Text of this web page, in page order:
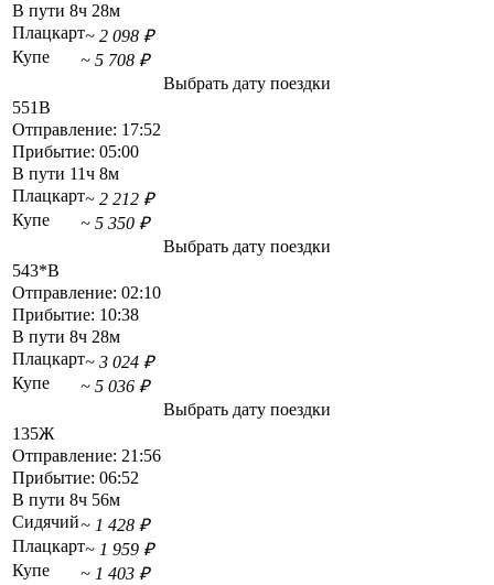
В пути 8ч 28м
Плацкарт~ 2 098 ₽
Купе
~ 5 708 ₽
Выбрать дату поездки
551В
Отправление: 17:52
Прибытие: 05:00
В пути 11ч 8м
Плацкарт~ 2 212 ₽
Купе
~ 5 350 ₽
Выбрать дату поездки
543*В
Отправление: 02:10
Прибытие: 10:38
В пути 8ч 28м
Плацкарт~ 3 024 ₽
Купе
~ 5 036 ₽
Выбрать дату поездки
135Ж
Отправление: 21:56
Прибытие: 06:52
В пути 8ч 56м
Сидячий~ 1 428 ₽
Плацкарт~ 1 959 ₽
Купе
~ 1 403 ₽